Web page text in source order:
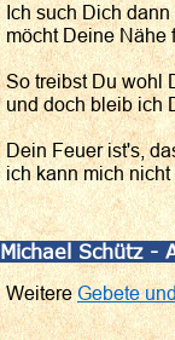
Ich such Dich
möcht Deine Nähe
So treibst Du wohl
und doch bleib ich
Dein Feuer ist's,
ich kann mich
Michael Schütz -
WeitereGebete